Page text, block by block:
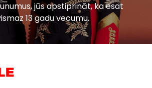
jūs apstiprināt, ka esat
13 gadu vecumu.